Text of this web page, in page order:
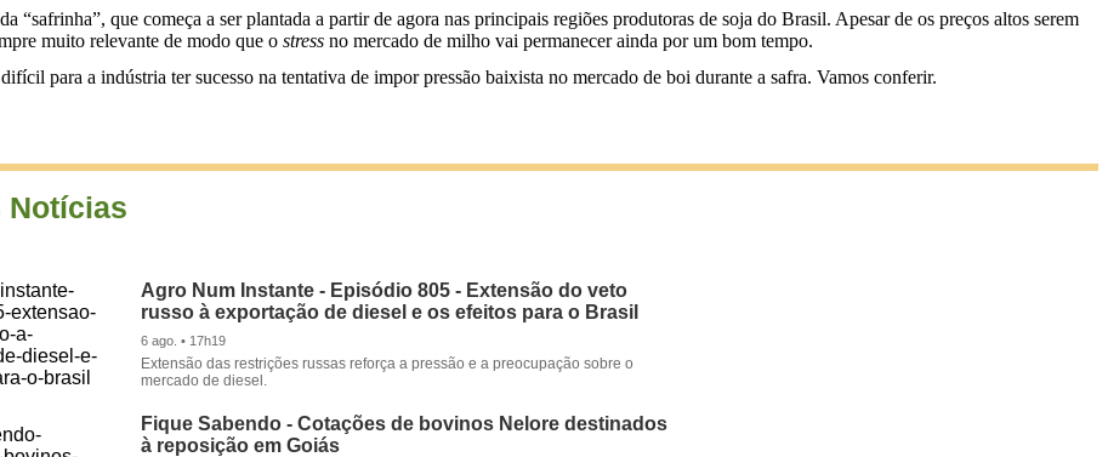
“safrinha”, que começa a ser plantada a partir de agora nas principais regiões produtoras de soja do Brasil. Apesar de os preços altos serem
muito relevante de modo que o stress no mercado de milho vai permanecer ainda por um bom tempo.
para a indústria ter sucesso na tentativa de impor pressão baixista no mercado de boi durante a safra. Vamos conferir.
Notícias
Agro Num Instante - Episódio 805 - Extensão do veto
russo à exportação de diesel e os efeitos para o Brasil
6 ago. • 17h19
Extensão das restrições russas reforça a pressão e a preocupação sobre o
mercado de diesel.
Fique Sabendo - Cotações de bovinos Nelore destinados
à reposição em Goiás